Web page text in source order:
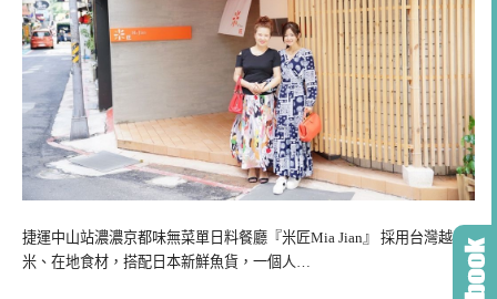
捷運中山站濃濃京都味無菜單日料餐廳『米匠Mia Jian』 採用台灣越光
米、在地食材，搭配日本新鮮魚貨，一個人…